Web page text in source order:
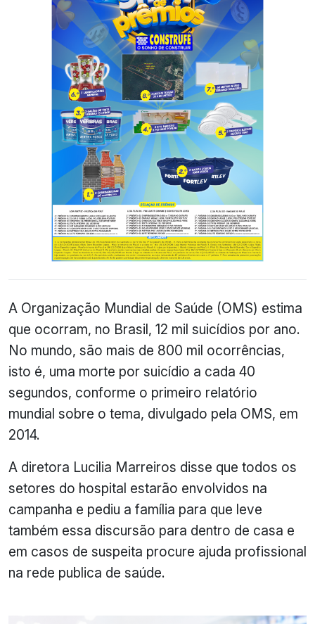
A Organização Mundial de Saúde (OMS) estima
que ocorram, no Brasil, 12 mil suicídios por ano.
No mundo, são mais de 800 mil ocorrências,
isto é, uma morte por suicídio a cada 40
segundos, conforme o primeiro relatório
mundial sobre o tema, divulgado pela OMS, em
2014.
A diretora Lucilia Marreiros disse que todos os
setores do hospital estarão envolvidos na
campanha e pediu a família para que leve
também essa discursão para dentro de casa e
em casos de suspeita procure ajuda profissional
na rede publica de saúde.